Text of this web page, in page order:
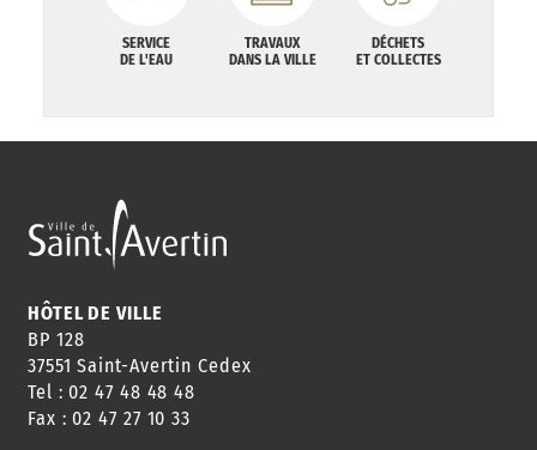
SERVICE
DE L'EAU
TRAVAUX
DANS LA VILLE
DÉCHETS
ET COLLECTES
HÔTEL DE VILLE
BP 128
37551 Saint-Avertin Cedex
Tel : 02 47 48 48 48
Fax : 02 47 27 10 33